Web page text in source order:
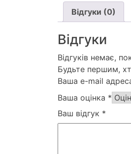
Відгуки (0)
Відгуки
Відгуків немає,
Будьте першим,
Ваша e-mail
Ваша оцінка *
Ваш відгук *